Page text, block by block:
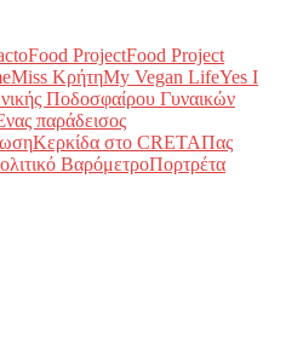
Food ProjectFood Project
Miss ΚρήτηMy Vegan LifeYes I
Ποδοσφαίρου Γυναικών
παράδεισος
Κερκίδα στο CRETAΠας
ΒαρόμετροΠορτρέτα